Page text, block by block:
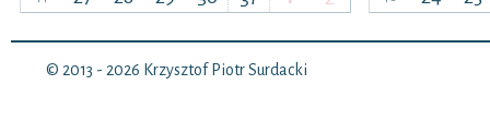
© 2013 - 2026 Krzysztof Piotr Surdacki